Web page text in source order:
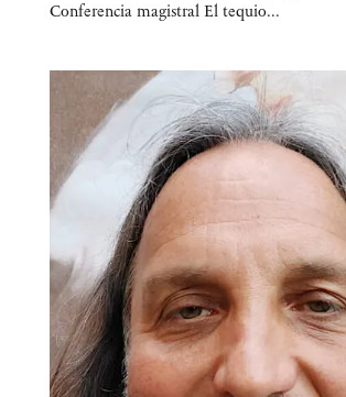
Conferencia magistral El tequio...